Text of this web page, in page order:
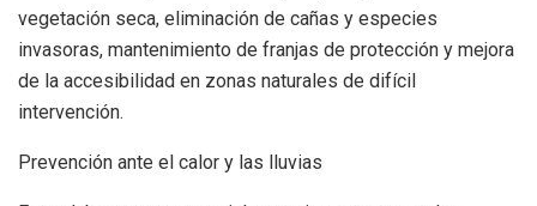
vegetación seca, eliminación de cañas y especies
invasoras, mantenimiento de franjas de protección y mejora
de la accesibilidad en zonas naturales de difícil
intervención.
Prevención ante el calor y las lluvias